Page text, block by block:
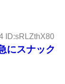
ID:sRLZthX80
にスナック